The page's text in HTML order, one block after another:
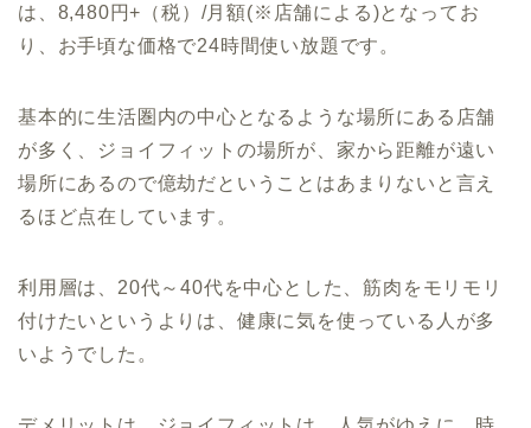
は、8,480円+（税）/月額(※店舗による)となってお
り、お手頃な価格で24時間使い放題です。
基本的に生活圏内の中心となるような場所にある店舗
が多く、ジョイフィットの場所が、家から距離が遠い
場所にあるので億劫だということはあまりないと言え
るほど点在しています。
利用層は、20代～40代を中心とした、筋肉をモリモリ
付けたいというよりは、健康に気を使っている人が多
いようでした。